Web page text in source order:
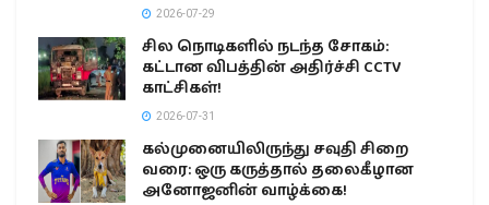
2026-07-29
சில நொடிகளில் நடந்த சோகம்:
கட்டான விபத்தின் அதிர்ச்சி CCTV
காட்சிகள்!
2026-07-31
கல்முனையிலிருந்து சவுதி சிறை
வரை: ஒரு கருத்தால் தலைகீழான
அனோஜனின் வாழ்க்கை!